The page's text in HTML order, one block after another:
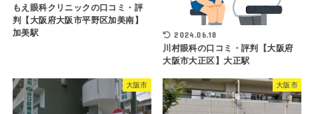
もえ眼科クリニックの口コミ・評
判【大阪府大阪市平野区加美南】
加美駅
2024.06.18
川村眼科の口コミ・評判【大阪府
大阪市大正区】大正駅
大阪市 大阪市